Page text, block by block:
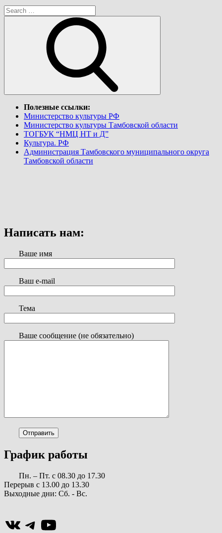
Search
for:
Полезные ссылки:
Министерство культуры РФ
Министерство культуры Тамбовской области
ТОГБУК “НМЦ НТ и Д”
Культура. РФ
Администрация Тамбовского муниципального округа
Тамбовской области
Написать нам:
Ваше имя
Ваш e-mail
Тема
Ваше сообщение (не обязательно)
График работы
Пн. – Пт. с 08.30 до 17.30
Перерыв с 13.00 до 13.30
Выходные дни: Сб. - Вс.
ВКонтакте
Telegram
YouTube